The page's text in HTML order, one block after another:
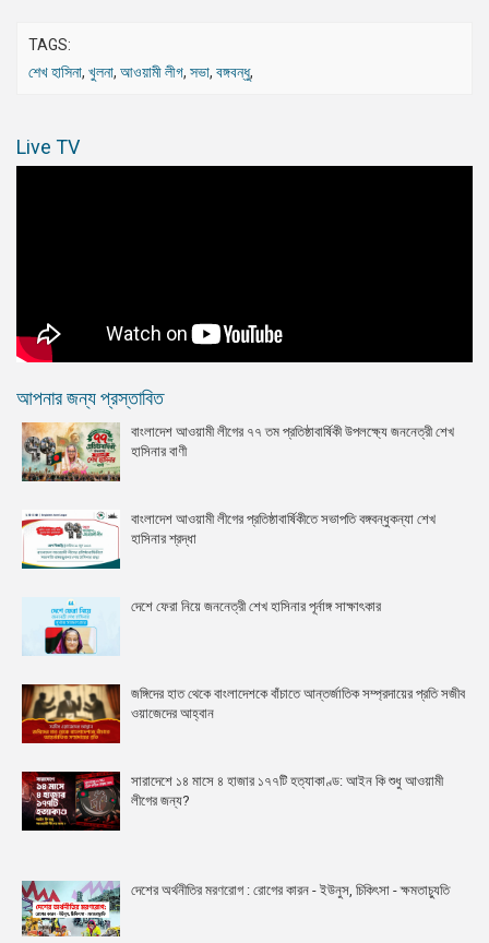
TAGS:
শেখ হাসিনা, খুলনা, আওয়ামী লীগ, সভা, বঙ্গবন্ধু,
Live TV
আপনার জন্য প্রস্তাবিত
বাংলাদেশ আওয়ামী লীগের ৭৭ তম প্রতিষ্ঠাবার্ষিকী উপলক্ষ্যে জননেত্রী শেখ
হাসিনার বাণী
বাংলাদেশ আওয়ামী লীগের প্রতিষ্ঠাবার্ষিকীতে সভাপতি বঙ্গবন্ধুকন্যা শেখ
হাসিনার শ্রদ্ধা
দেশে ফেরা নিয়ে জননেত্রী শেখ হাসিনার পূর্নাঙ্গ সাক্ষাৎকার
জঙ্গিদের হাত থেকে বাংলাদেশকে বাঁচাতে আন্তর্জাতিক সম্প্রদায়ের প্রতি সজীব
ওয়াজেদের আহ্বান
সারাদেশে ১৪ মাসে ৪ হাজার ১৭৭টি হত্যাকাণ্ড: আইন কি শুধু আওয়ামী
লীগের জন্য?
দেশের অর্থনীতির মরণরোগ : রোগের কারন - ইউনুস, চিকিৎসা - ক্ষমতাচ্যুতি